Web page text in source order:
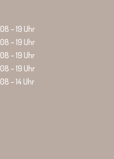
08 – 19 Uhr
08 – 19 Uhr
08 – 19 Uhr
08 – 19 Uhr
08 – 14 Uhr